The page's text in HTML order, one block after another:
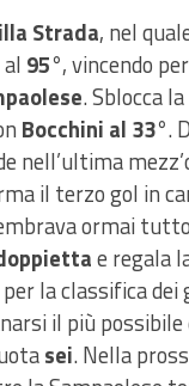
Strada, nel
95°, vincendo per
. Sblocca
Bocchini al 33°.
nell’ultima
il terzo gol in
ormai
e regala
la classifica
il più possibile
sei. Nella